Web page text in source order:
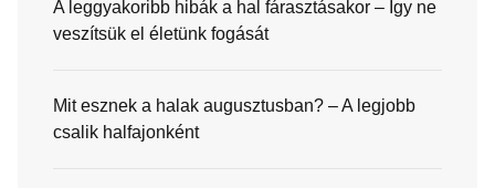
A leggyakoribb hibák a hal fárasztásakor – Így ne
veszítsük el életünk fogását
Mit esznek a halak augusztusban? – A legjobb
csalik halfajonként